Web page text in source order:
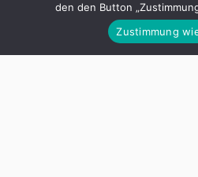
den den Button
Zustimmung